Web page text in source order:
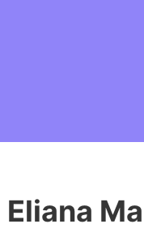
Eliana